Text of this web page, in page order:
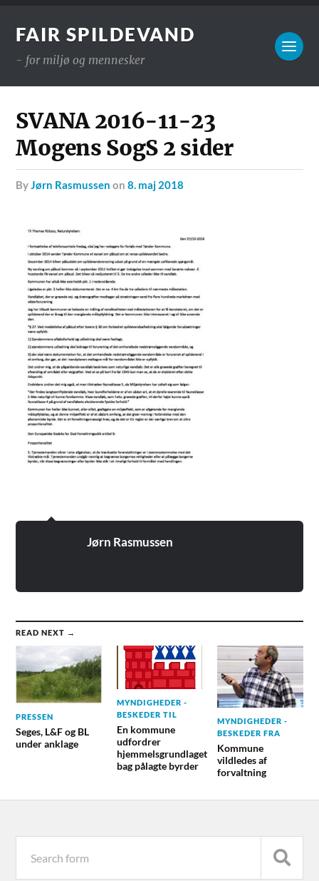
FAIR SPILDEVAND
- for miljø og mennesker
SVANA 2016-11-23
Mogens SogS 2 sider
byJørn Rasmussen on8. maj 2018
Jørn Rasmussen
READ NEXT →
PRESSEN
Seges, L&F og BL
under anklage
MYNDIGHEDER -
BESKEDER TIL
En kommune
udfordrer
hjemmelsgrundlaget
bag pålagte byrder
MYNDIGHEDER -
BESKEDER FRA
Kommune
vildledes af
forvaltning